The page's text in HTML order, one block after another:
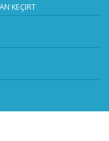
KEÇIRT